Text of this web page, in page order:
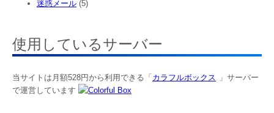
迷惑メール (5)
使用しているサーバー
当サイトは月額528円から利用できる「 カラフルボックス
」サーバー
で運営しています